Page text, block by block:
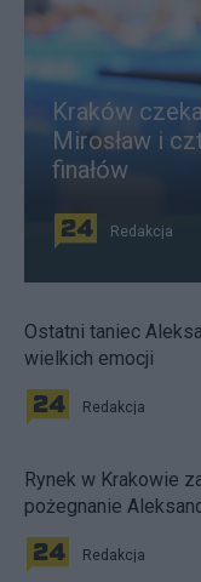
Kraków
Mirosław i
finałów
Redakcja
Ostatni taniec
wielkich emocji
Redakcja
Rynek w Krakowie
pożegnanie
Redakcja